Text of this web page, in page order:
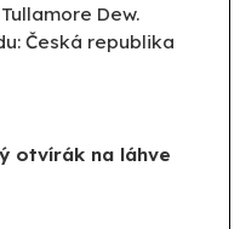
Dew.
Česká republika
otvírák na láhve